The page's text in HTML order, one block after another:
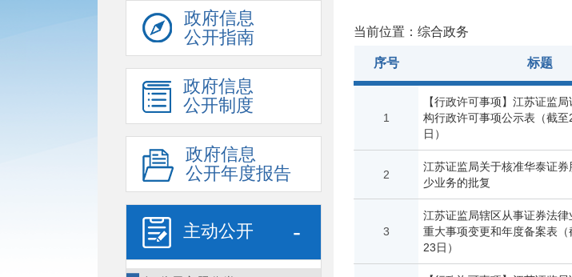
政府信息
公开指南
政府信息
公开制度
政府信息
公开年度报告
主动公开 -
当前位置：综合政务
序号 标题
1
【行政许可事项】江苏证监
构行政许可事项公示表（截
日）
2
江苏证监局关于核准华泰证
少业务的批复
3
江苏证监局辖区从事证券法
重大事项变更和年度备案表（
23日）